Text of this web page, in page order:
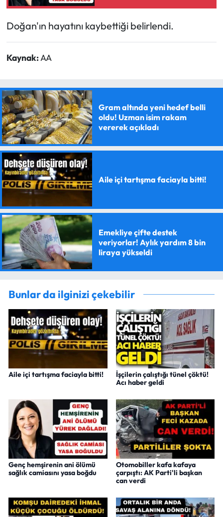
Doğan'ın hayatını kaybettiği belirlendi.
Kaynak: AA
Gram altında yeni hedef belli
oldu! Uzman isim rakam
vererek açıkladı
Aile içi tartışma faciayla bitti!
Emekliye çifte destek
veriyorlar! Aylık yardım 8 bin
liraya yükseldi
Bunlar da ilginizi çekebilir
Aile içi tartışma faciayla bitti!
İşçilerin çalıştığı tünel çöktü!
Acı haber geldi
Genç hemşirenin ani ölümü
sağlık camiasını yasa boğdu
Otomobiller kafa kafaya
çarpıştı: AK Parti'li başkan
can verdi